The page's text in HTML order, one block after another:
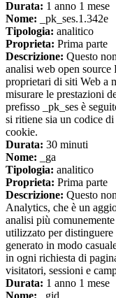
Durata: 1 anno 1 mese
Nome: _pk_ses.1.342e
Tipologia: analitico
Proprieta: Prima parte
Descrizione: Questo
analisi web open
proprietari di siti Web a
misurare le prestazioni
prefisso _pk_ses è
si ritiene sia un codice
cookie.
Durata: 30 minuti
Nome: _ga
Tipologia: analitico
Proprieta: Prima parte
Descrizione: Questo
Analytics, che è un
analisi più
utilizzato per
generato in modo
in ogni richiesta di
visitatori, sessioni e
Durata: 1 anno 1 mese
Nome: _gid